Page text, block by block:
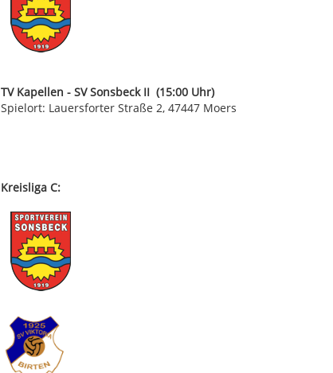
TV Kapellen - SV Sonsbeck II (15:00 Uhr)
Spielort: Lauersforter Straße 2, 47447 Moers
Kreisliga C: